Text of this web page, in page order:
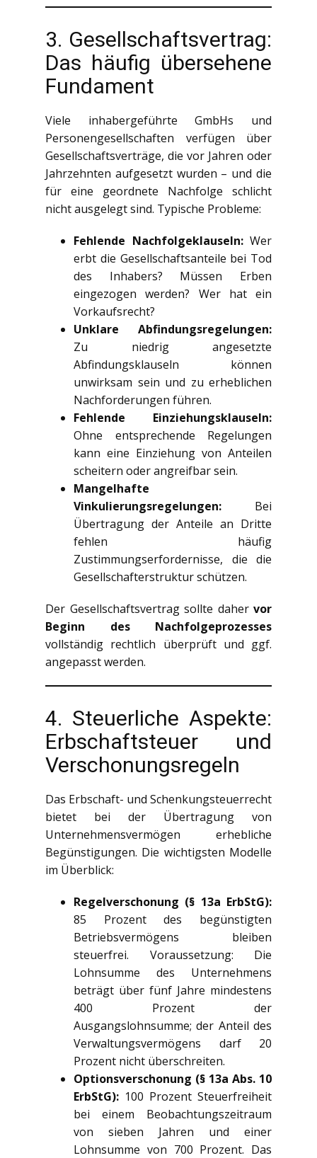
3. Gesellschaftsvertrag:
Das häufig übersehene
Fundament
Viele inhabergeführte GmbHs und
Personengesellschaften verfügen über
Gesellschaftsverträge, die vor Jahren oder
Jahrzehnten aufgesetzt wurden – und die
für eine geordnete Nachfolge schlicht
nicht ausgelegt sind. Typische Probleme:
Fehlende Nachfolgeklauseln:Wer
erbt die Gesellschaftsanteile bei Tod
des Inhabers? Müssen Erben
eingezogen werden? Wer hat ein
Vorkaufsrecht?
Unklare Abfindungsregelungen:
Zu niedrig angesetzte
Abfindungsklauseln können
unwirksam sein und zu erheblichen
Nachforderungen führen.
Fehlende Einziehungsklauseln:
Ohne entsprechende Regelungen
kann eine Einziehung von Anteilen
scheitern oder angreifbar sein.
Mangelhafte
Vinkulierungsregelungen: Bei
Übertragung der Anteile an Dritte
fehlen häufig
Zustimmungserfordernisse, die die
Gesellschafterstruktur schützen.
Der Gesellschaftsvertrag sollte daher vor
Beginn des Nachfolgeprozesses
vollständig rechtlich überprüft und ggf.
angepasst werden.
4. Steuerliche Aspekte:
Erbschaftsteuer und
Verschonungsregeln
Das Erbschaft- und Schenkungsteuerrecht
bietet bei der Übertragung von
Unternehmensvermögen erhebliche
Begünstigungen. Die wichtigsten Modelle
im Überblick:
Regelverschonung (§ 13a ErbStG):
85 Prozent des begünstigten
Betriebsvermögens bleiben
steuerfrei. Voraussetzung: Die
Lohnsumme des Unternehmens
beträgt über fünf Jahre mindestens
400 Prozent der
Ausgangslohnsumme; der Anteil des
Verwaltungsvermögens darf 20
Prozent nicht überschreiten.
Optionsverschonung (§ 13a Abs. 10
ErbStG): 100 Prozent Steuerfreiheit
bei einem Beobachtungszeitraum
von sieben Jahren und einer
Lohnsumme von 700 Prozent. Das